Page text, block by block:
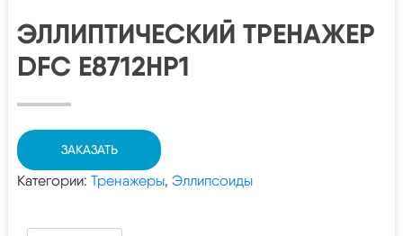
ЭЛЛИПТИЧЕСКИЙ ТРЕНАЖЕР
DFC E8712HP1
ЗАКАЗАТЬ
Категории: Тренажеры, Эллипсоиды